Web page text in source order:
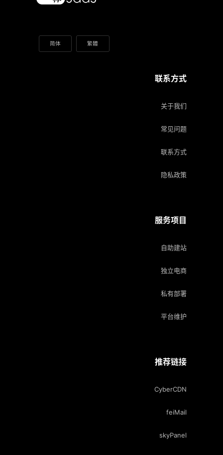
简体 繁體
联系方式
关于我们
常见问题
联系方式
隐私政策
服务项目
自助建站
独立电商
私有部署
平台维护
推荐链接
CyberCDN
feiMail
skyPanel